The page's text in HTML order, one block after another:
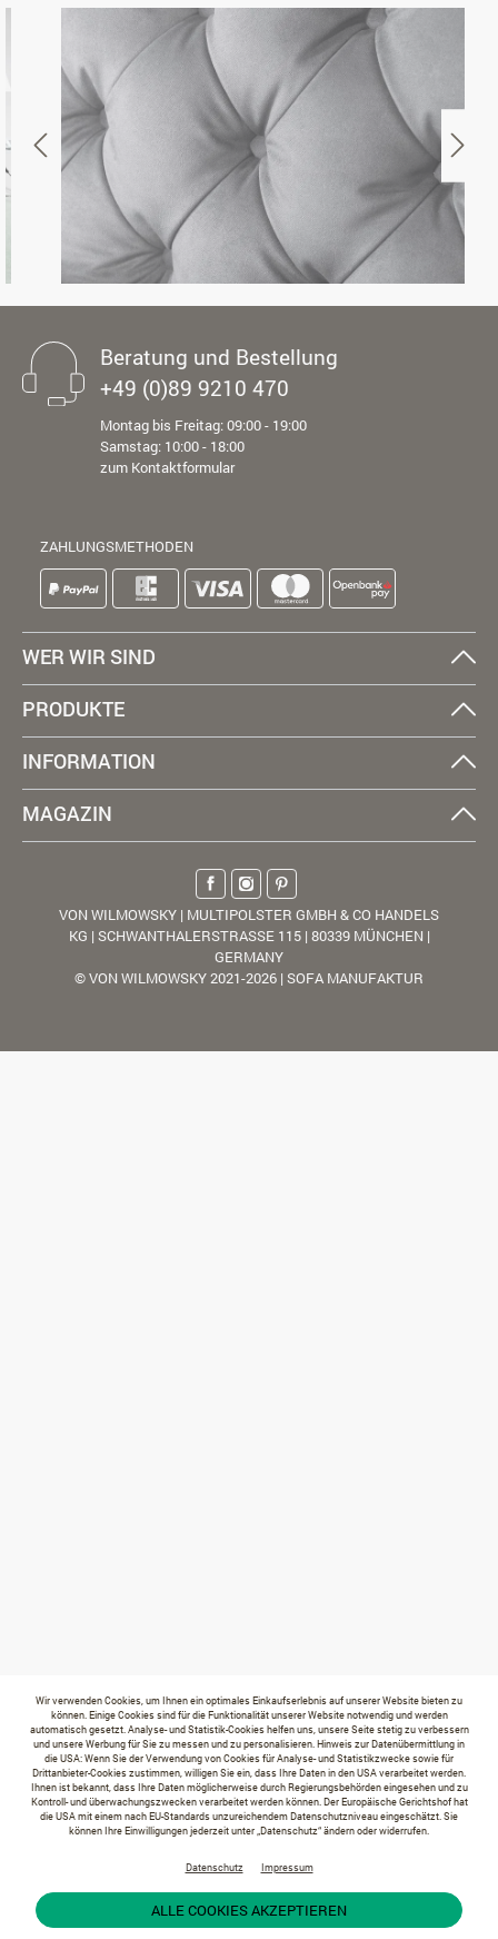
Beratung und Bestellung
+49 (0)89 9210 470
Montag bis Freitag: 09:00 - 19:00
Samstag: 10:00 - 18:00
zum Kontaktformular
ZAHLUNGSMETHODEN
WER WIR SIND
PRODUKTE
INFORMATION
MAGAZIN
VON WILMOWSKY | MULTIPOLSTER GMBH & CO HANDELS
KG | SCHWANTHALERSTRASSE 115 | 80339 MÜNCHEN |
GERMANY
© VON WILMOWSKY 2021-2026 | SOFA MANUFAKTUR
Wir verwenden Cookies, um Ihnen ein optimales Einkaufserlebnis auf unserer Website bieten zu
können. Einige Cookies sind für die Funktionalität unserer Website notwendig und werden
automatisch gesetzt. Analyse- und Statistik-Cookies helfen uns, unsere Seite stetig zu verbessern
und unsere Werbung für Sie zu messen und zu personalisieren. Hinweis zur Datenübermittlung in
die USA: Wenn Sie der Verwendung von Cookies für Analyse- und Statistikzwecke sowie für
Drittanbieter-Cookies zustimmen, willigen Sie ein, dass Ihre Daten in den USA verarbeitet werden.
Ihnen ist bekannt, dass Ihre Daten möglicherweise durch Regierungsbehörden eingesehen und zu
Kontroll- und überwachungszwecken verarbeitet werden können. Der Europäische Gerichtshof hat
die USA mit einem nach EU-Standards unzureichendem Datenschutzniveau eingeschätzt. Sie
können Ihre Einwilligungen jederzeit unter „Datenschutz“ ändern oder widerrufen.
Datenschutz Impressum
ALLE COOKIES AKZEPTIEREN